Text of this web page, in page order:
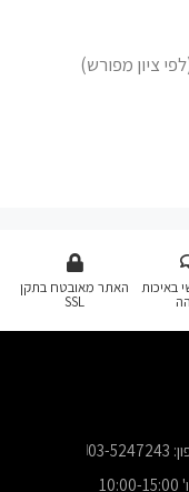
ציון מפורש)
האתר מאובטח בתקן
SSL